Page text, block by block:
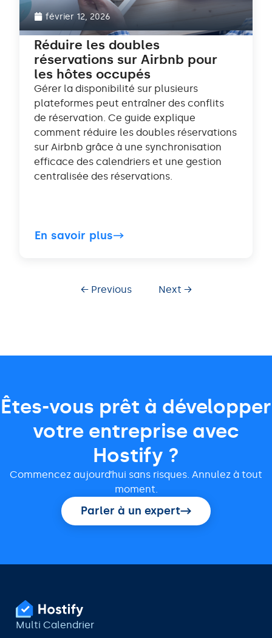
février 12, 2026
Réduire les doubles
réservations sur Airbnb pour
les hôtes occupés
Gérer la disponibilité sur plusieurs
plateformes peut entraîner des conflits
de réservation. Ce guide explique
comment réduire les doubles réservations
sur Airbnb grâce à une synchronisation
efficace des calendriers et une gestion
centralisée des réservations.
En savoir plus
← Previous Next →
Êtes-vous prêt à développer
votre entreprise avec
Hostify ?
Commencez aujourd’hui sans risques. Annulez à tout
moment.
Parler à un expert
Multi Calendrier